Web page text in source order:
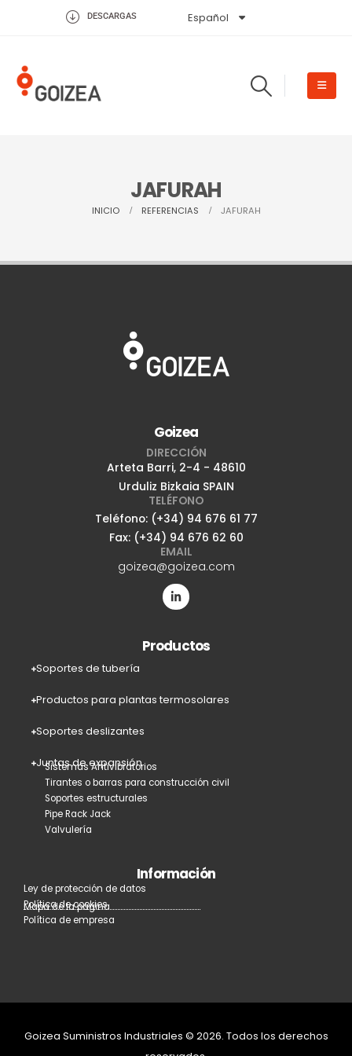
DESCARGAS Español
English
JAFURAH
INICIO REFERENCIAS JAFURAH
Goizea
DIRECCIÓN
Arteta Barri, 2-4 - 48610
Urduliz Bizkaia SPAIN
TELÉFONO
Teléfono: (+34) 94 676 61 77
Fax: (+34) 94 676 62 60
EMAIL
goizea@goizea.com
Productos
Soportes de tubería
Productos para plantas termosolares
Soportes deslizantes
Juntas de expansión
Sistemas Antivibratorios
Tirantes o barras para construcción civil
Soportes estructurales
Pipe Rack Jack
Valvulería
Información
Ley de protección de datos
Política de cookies
Política de empresa
Mapa de la página
Goizea Suministros Industriales © 2026. Todos los derechos